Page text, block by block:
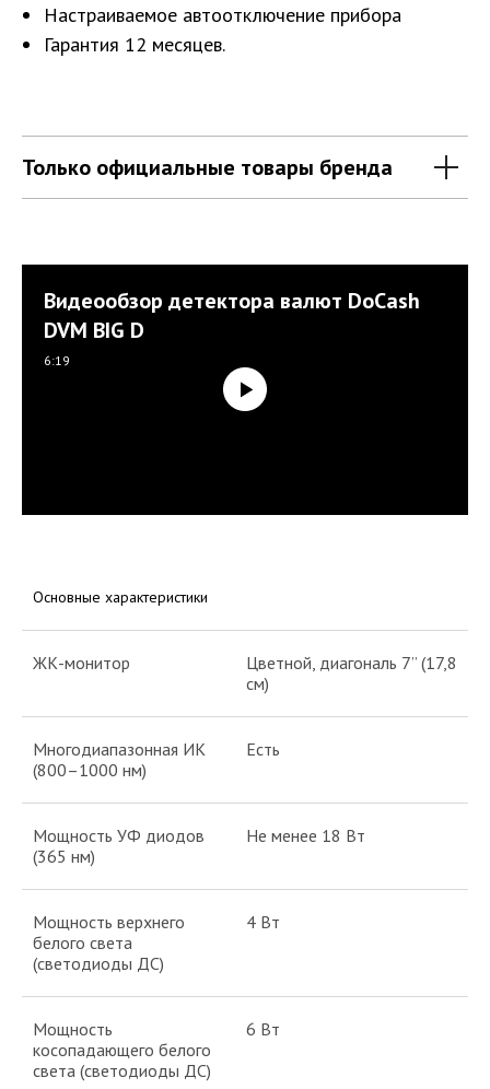
Настраиваемое автоотключение прибора
Гарантия 12 месяцев.
Только официальные товары бренда
Видеообзор детектора валют DoCash
DVM BIG D
6:19
Основные характеристики
ЖК-монитор
Цветной, диагональ 7” (17,8
см)
Многодиапазонная ИК
(800–1000 нм)
Есть
Мощность УФ диодов
(365 нм)
Не менее 18 Вт
Мощность верхнего
белого света
(светодиоды ДС)
4 Вт
Мощность
косопадающего белого
света (светодиоды ДС)
6 Вт